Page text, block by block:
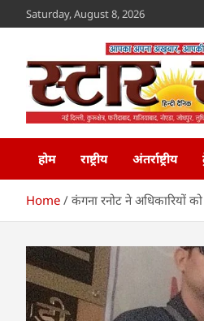
to
Saturday, August 8, 2026
Star
होम
राष्ट्रीय अंतर्राष्ट्रीय
Home कंगना रनोट ने अधिकारियों